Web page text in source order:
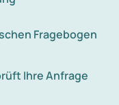
Fragebogen
Ihre Anfrage